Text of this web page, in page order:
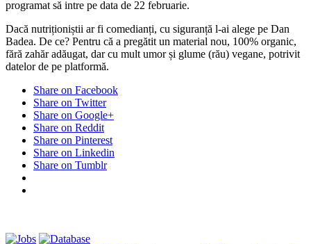
programat să intre pe data de 22 februarie.
Dacă nutriționiștii ar fi comedianți, cu siguranță l-ai alege pe Dan
Badea. De ce? Pentru că a pregătit un material nou, 100% organic,
fără zahăr adăugat, dar cu mult umor și glume (rău) vegane, potrivit
datelor de pe platformă.
Share on Facebook
Share on Twitter
Share on Google+
Share on Reddit
Share on Pinterest
Share on Linkedin
Share on Tumblr